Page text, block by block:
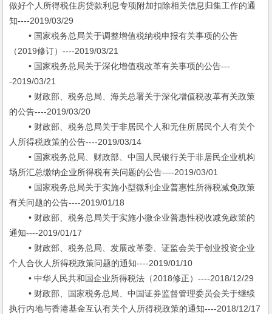
做好个人所得税住房贷款利息专项附加扣除相关信息归集工作的通
知----2019/03/29
• 国家税务总局关于调整增值税纳税申报有关事项的公告
（2019修订）----2019/03/21
• 国家税务总局关于深化增值税改革有关事项的公告---
-2019/03/21
• 财政部、税务总局、海关总署关于深化增值税改革有关政策
的公告----2019/03/20
• 财政部、税务总局关于非居民个人和无住所居民个人有关个
人所得税政策的公告----2019/03/14
• 国家税务总局、财政部、中国人民银行关于非居民企业机构
场所汇总缴纳企业所得税有关问题的公告----2019/03/01
• 国家税务总局关于实施小型微利企业普惠性所得税减免政策
有关问题的公告----2019/01/18
• 财政部、税务总局关于实施小微企业普惠性税收减免政策的
通知----2019/01/17
• 财政部、税务总局、发展改革委、证监会关于创业投资企业
个人合伙人所得税政策问题的通知----2019/01/10
• 中华人民共和国企业所得税法（2018修正）----2018/12/29
• 财政部、国家税务总局、中国证券监督管理委员会关于继续
执行内地与香港基金互认有关个人所得税政策的通知----2018/12/17